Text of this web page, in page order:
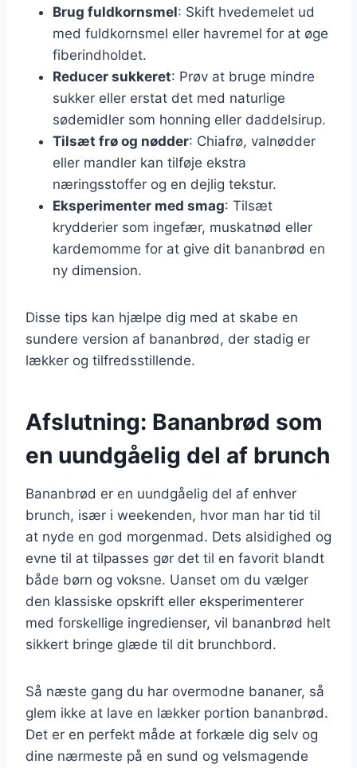
Brug fuldkornsmel: Skift hvedemelet ud
med fuldkornsmel eller havremel for at øge
fiberindholdet.
Reducer sukkeret: Prøv at bruge mindre
sukker eller erstat det med naturlige
sødemidler som honning eller daddelsirup.
Tilsæt frø og nødder: Chiafrø, valnødder
eller mandler kan tilføje ekstra
næringsstoffer og en dejlig tekstur.
Eksperimenter med smag: Tilsæt
krydderier som ingefær, muskatnød eller
kardemomme for at give dit bananbrød en
ny dimension.
Disse tips kan hjælpe dig med at skabe en
sundere version af bananbrød, der stadig er
lækker og tilfredsstillende.
Afslutning: Bananbrød som
en uundgåelig del af brunch
Bananbrød er en uundgåelig del af enhver
brunch, især i weekenden, hvor man har tid til
at nyde en god morgenmad. Dets alsidighed og
evne til at tilpasses gør det til en favorit blandt
både børn og voksne. Uanset om du vælger
den klassiske opskrift eller eksperimenterer
med forskellige ingredienser, vil bananbrød helt
sikkert bringe glæde til dit brunchbord.
Så næste gang du har overmodne bananer, så
glem ikke at lave en lækker portion bananbrød.
Det er en perfekt måde at forkæle dig selv og
dine nærmeste på en sund og velsmagende